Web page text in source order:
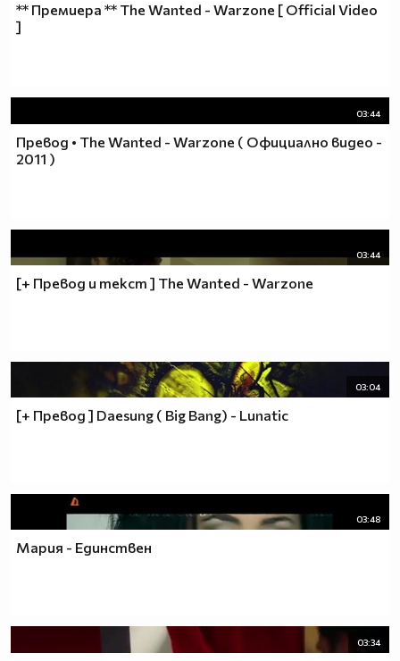
** Премиера ** The Wanted - Warzone [ Official Video
]
03:44
Превод • The Wanted - Warzone ( Официално видео -
2011 )
03:44
[+ Превод и текст ] The Wanted - Warzone
03:04
[+ Превод ] Daesung ( Big Bang) - Lunatic
03:48
Мария - Единствен
03:34